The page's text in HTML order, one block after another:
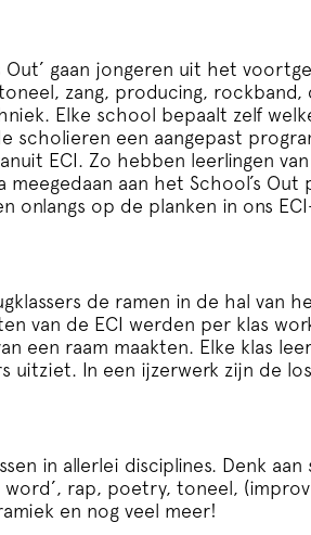
Out’ gaan jongeren uit het
zang, producing,
Elke school bepaalt zelf
scholieren een aangepast
ECI. Zo hebben leerlingen
meegedaan aan het School’s
onlangs op de planken in ons
de ramen in de hal van
van de ECI werden per klas
een raam maakten. Elke klas
uitziet. In een ijzerwerk zijn de
in allerlei disciplines. Denk
word’, rap, poetry, toneel,
en nog veel meer!